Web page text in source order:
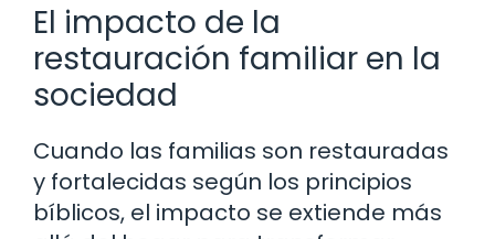
El impacto de la
restauración familiar en la
sociedad
Cuando las familias son restauradas
y fortalecidas según los principios
bíblicos, el impacto se extiende más